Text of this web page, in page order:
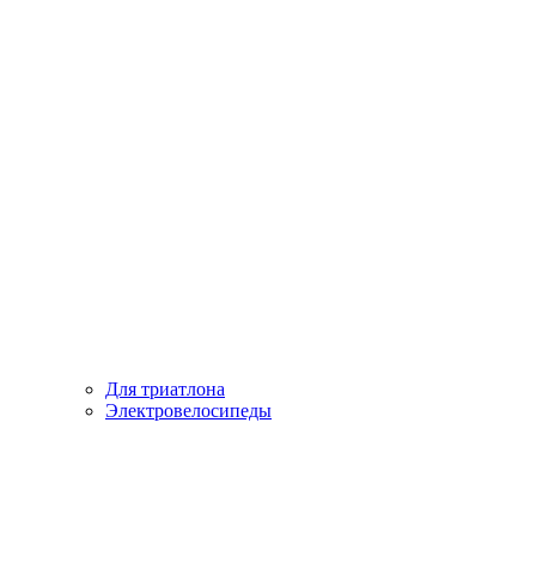
Для триатлона
Электровелосипеды